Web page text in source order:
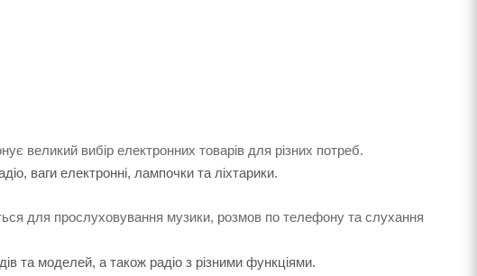
великий вибір електронних товарів для різних потреб.
ваги електронні, лампочки та ліхтарики.
для прослуховування музики, розмов по телефону та слухання
та моделей, а також радіо з різними функціями.